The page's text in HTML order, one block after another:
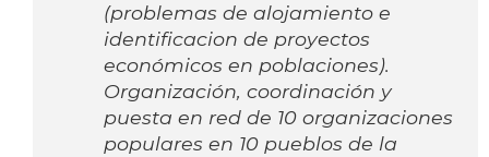
(problemas de alojamiento e
identificacion de proyectos
económicos en poblaciones).
Organización, coordinación y
puesta en red de 10 organizaciones
populares en 10 pueblos de la